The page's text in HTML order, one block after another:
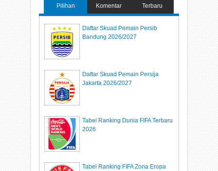
Pilihan Komentar Terbaru
Daftar Skuad Pemain Persib
Bandung 2026/2027
Daftar Skuad Pemain Persija
Jakarta 2026/2027
Tabel Ranking Dunia FIFA Terbaru
2026
Tabel Ranking FIFA Zona Eropa